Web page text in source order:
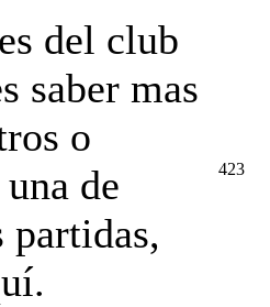
del club
saber mas
o
de
partidas,
423